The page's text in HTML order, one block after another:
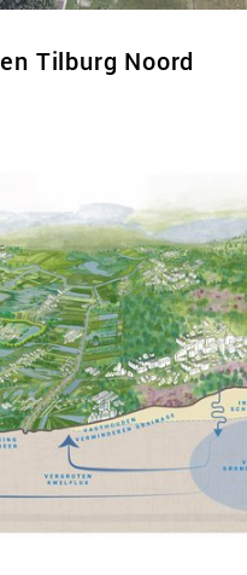
Tilburg Noord